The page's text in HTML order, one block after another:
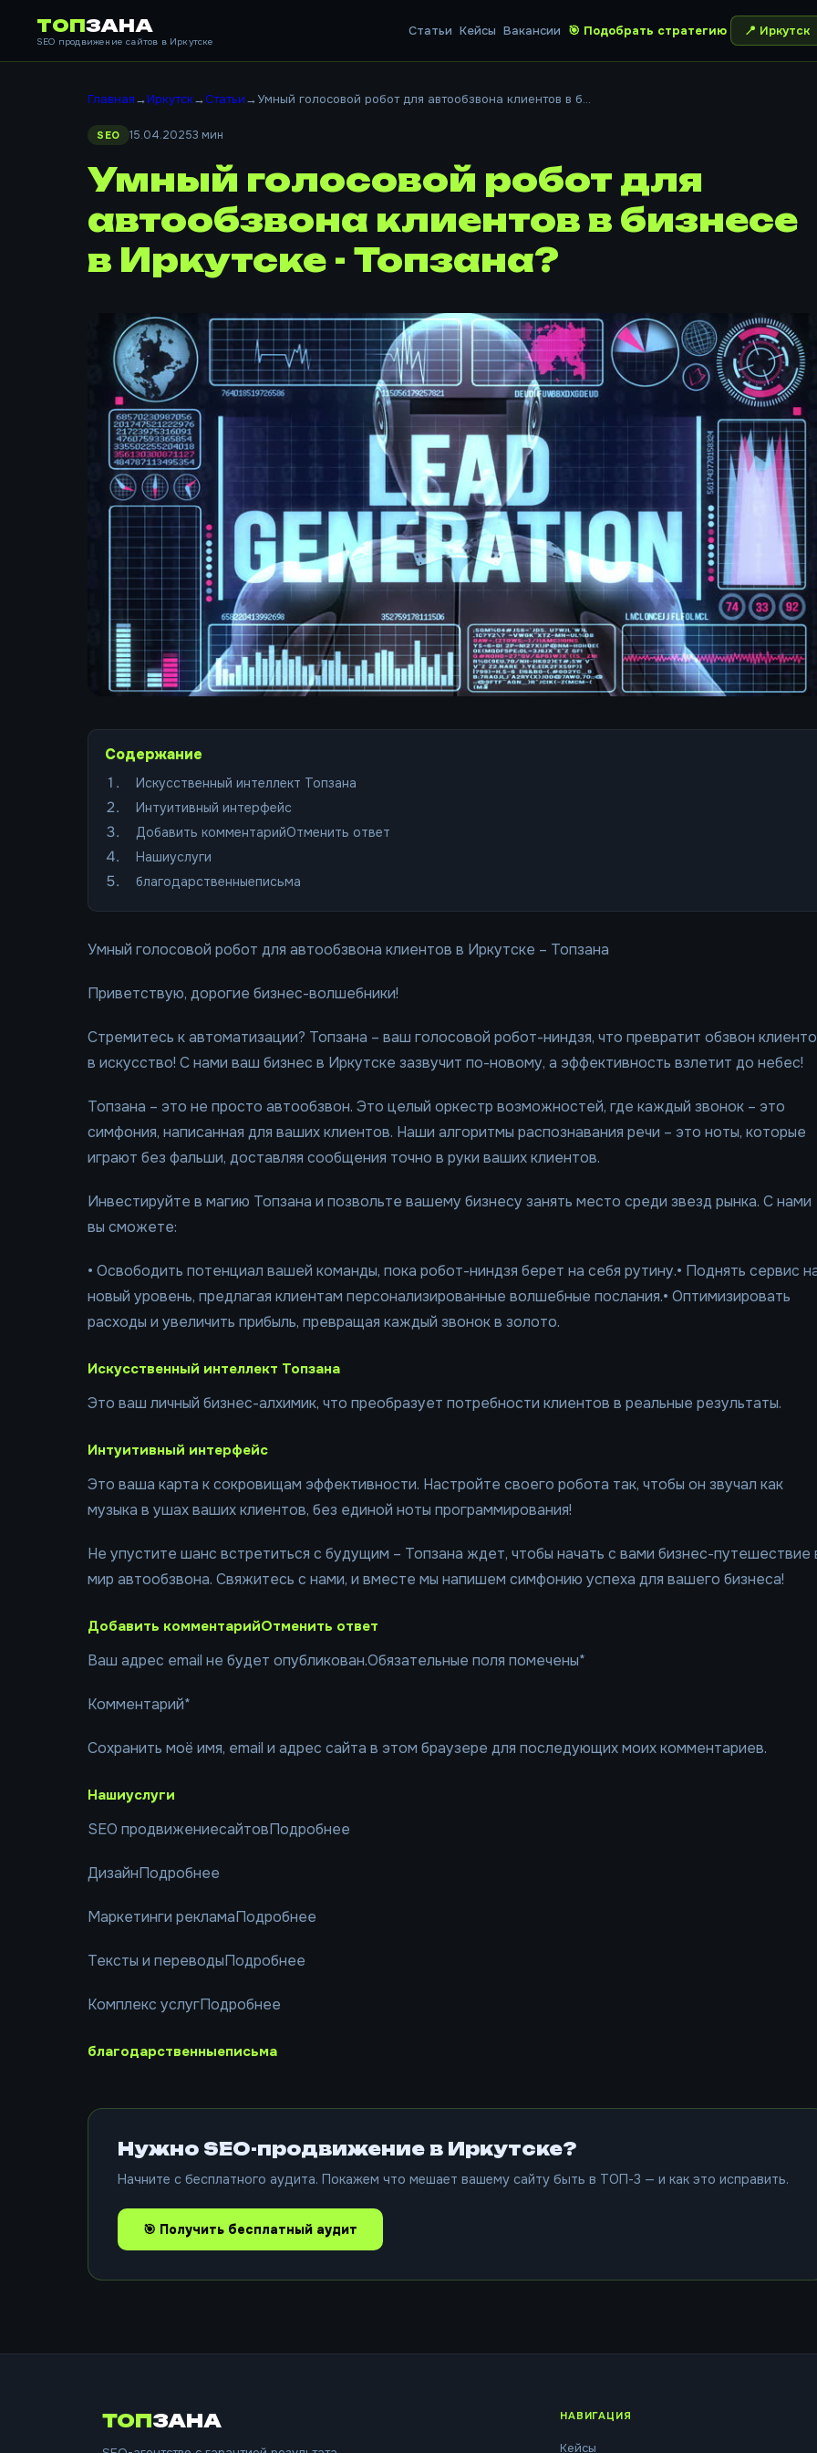
ТОПЗАНА
SEO продвижение сайтов в Иркутске
Статьи Кейсы Вакансии 🎯 Подобрать стратегию 📍 Иркутск
Главная→Иркутск→Статьи→Умный голосовой робот для автообзвона клиентов в б...
SEO 15.04.20253 мин
Умный голосовой робот для
автообзвона клиентов в бизнесе
в Иркутске - Топзана?
Содержание
Искусственный интеллект Топзана
Интуитивный интерфейс
Добавить комментарийОтменить ответ
Нашиуслуги
благодарственныеписьма
Умный голосовой робот для автообзвона клиентов в Иркутске – Топзана
Приветствую, дорогие бизнес-волшебники!
Стремитесь к автоматизации? Топзана – ваш голосовой робот-ниндзя, что превратит обзвон
в искусство! С нами ваш бизнес в Иркутске зазвучит по-новому, а эффективность взлетит до небес!
Топзана – это не просто автообзвон. Это целый оркестр возможностей, где каждый звонок – это
симфония, написанная для ваших клиентов. Наши алгоритмы распознавания речи – это ноты, которые
играют без фальши, доставляя сообщения точно в руки ваших клиентов.
Инвестируйте в магию Топзана и позвольте вашему бизнесу занять место среди звезд рынка. С нами
вы сможете:
• Освободить потенциал вашей команды, пока робот-ниндзя берет на себя рутину.• Поднять сервис
новый уровень, предлагая клиентам персонализированные волшебные послания.• Оптимизировать
расходы и увеличить прибыль, превращая каждый звонок в золото.
Искусственный интеллект Топзана
Это ваш личный бизнес-алхимик, что преобразует потребности клиентов в реальные результаты.
Интуитивный интерфейс
Это ваша карта к сокровищам эффективности. Настройте своего робота так, чтобы он звучал как
музыка в ушах ваших клиентов, без единой ноты программирования!
Не упустите шанс встретиться с будущим – Топзана ждет, чтобы начать с вами бизнес-путешествие
мир автообзвона. Свяжитесь с нами, и вместе мы напишем симфонию успеха для вашего бизнеса!
Добавить комментарийОтменить ответ
Ваш адрес email не будет опубликован.Обязательные поля помечены*
Комментарий*
Сохранить моё имя, email и адрес сайта в этом браузере для последующих моих комментариев.
Нашиуслуги
SEO продвижениесайтовПодробнее
ДизайнПодробнее
Маркетинги рекламаПодробнее
Тексты и переводыПодробнее
Комплекс услугПодробнее
благодарственныеписьма
Нужно SEO-продвижение в Иркутске?
Начните с бесплатного аудита. Покажем что мешает вашему сайту быть в ТОП-3 — и как это исправить.
🎯 Получить бесплатный аудит
ТОПЗАНА НАВИГАЦИЯ
Кейсы